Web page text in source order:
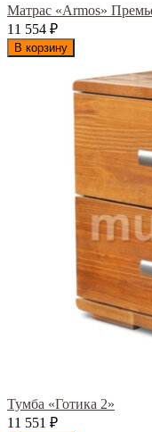
Матрас «Armos»
11 554 ₽
В корзину
Тумба «Готика 2»
11 551
₽